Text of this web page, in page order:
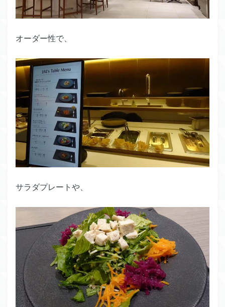
オーダー性で、
サラダプレートや、